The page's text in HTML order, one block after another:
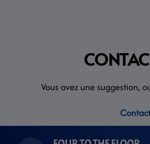
Vous avez une suggestion,